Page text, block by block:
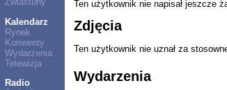
Kalendarz
Rynek
Konwenty
Wydarzenia
Telewizja
Radio
Ten użytkownik nie napisał jeszcze
Zdjęcia
Ten użytkownik nie uznał za
Wydarzenia